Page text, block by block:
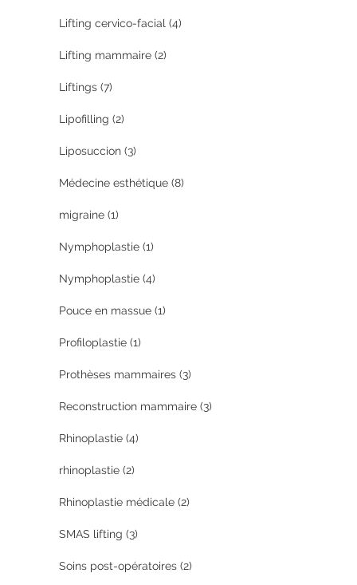
Lifting cervico-facial (4)
Lifting mammaire (2)
Liftings (7)
Lipofilling (2)
Liposuccion (3)
Médecine esthétique (8)
migraine (1)
Nymphoplastie (1)
Nymphoplastie (4)
Pouce en massue (1)
Profiloplastie (1)
Prothèses mammaires (3)
Reconstruction mammaire (3)
Rhinoplastie (4)
rhinoplastie (2)
Rhinoplastie médicale (2)
SMAS lifting (3)
Soins post-opératoires (2)